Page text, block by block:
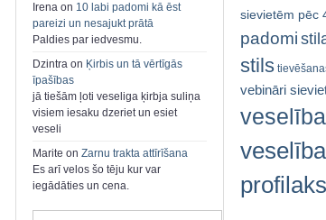
Irena on 10 labi padomi kā ēst
pareizi un nesajukt prātā
Paldies par iedvesmu.
Dzintra on Ķirbis un tā vērtīgās
īpašības
jā tiešām ļoti veseliga ķirbja suliņa
visiem iesaku dzeriet un esiet
veseli
Marite on Zarnu trakta attīrīšana
Es arī velos šo tēju kur var
iegādāties un cena.
sievietēm pēc
padomi
stils
vebināri
veselība